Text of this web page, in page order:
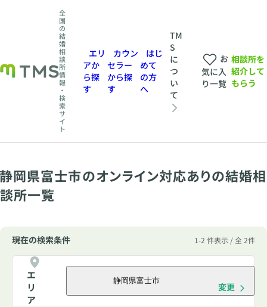
全
国
の
結
婚
相
談
所
情
報
・
検
索
サ
イ
ト
エリ
アか
ら探
す
カウン
セラー
から探
す
はじ
めて
の方
へ
TM
S
に
つ
い
て
お
気に入
り一覧
相談所を
紹介して
もらう
岡県富士市のオンライン対応ありの結婚相
談所一覧
現在の検索条件 1-2 件表示 / 全 2件
エ
リ
ア
静岡県富士市
変更